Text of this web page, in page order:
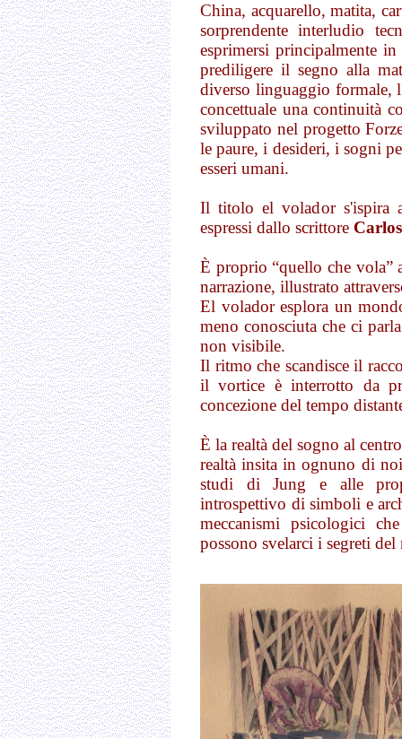
China, acquarello, matita,
sorprendente interludio
esprimersi principalmente
prediligere il segno alla
diverso linguaggio formale,
concettuale una continuità
sviluppato nel progetto
le paure, i desideri, i sogni
esseri umani.
Il titolo el volador s'ispira
espressi dallo scrittore
È proprio “quello che vola”
narrazione, illustrato
El volador esplora un
meno conosciuta che ci
non visibile.
Il ritmo che scandisce il
il vortice è interrotto da
concezione del tempo
È la realtà del sogno al
realtà insita in ognuno di
studi di Jung e alle
introspettivo di simboli e
meccanismi psicologici
possono svelarci i segreti